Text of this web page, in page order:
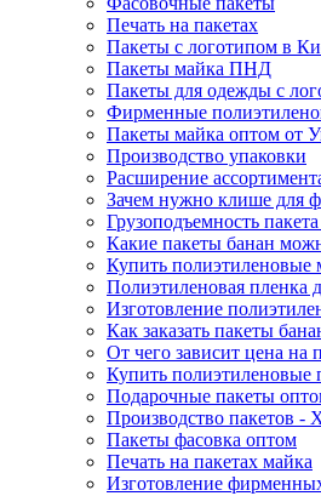
Печать на пакетах
Пакеты с логотипом в
Пакеты майка ПНД
Пакеты для одежды с
Фирменные
Пакеты майка оптом от
Производство упаковки
Расширение
Зачем нужно клише для
Грузоподъемность
Какие пакеты банан
Купить
Полиэтиленовая пленка
Изготовление
Как заказать пакеты
От чего зависит цена на
Купить полиэтиленовые
Подарочные пакеты
Производство пакетов -
Пакеты фасовка оптом
Печать на пакетах майка
Изготовление